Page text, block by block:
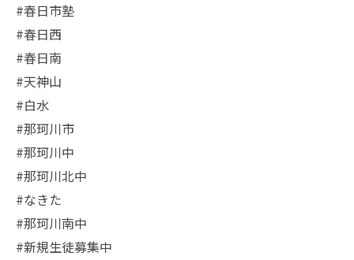
#春日市塾
#春日西
#春日南
#天神山
#白水
#那珂川市
#那珂川中
#那珂川北中
#なきた
#那珂川南中
#新規生徒募集中